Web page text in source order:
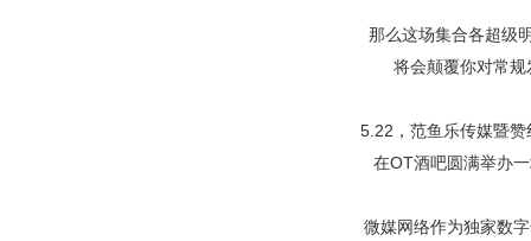
那么这场集合各超级
将会颠覆你对常
5.22， 范鱼乐传媒暨
在OT酒吧圆满举办
微媒网络作为独家数